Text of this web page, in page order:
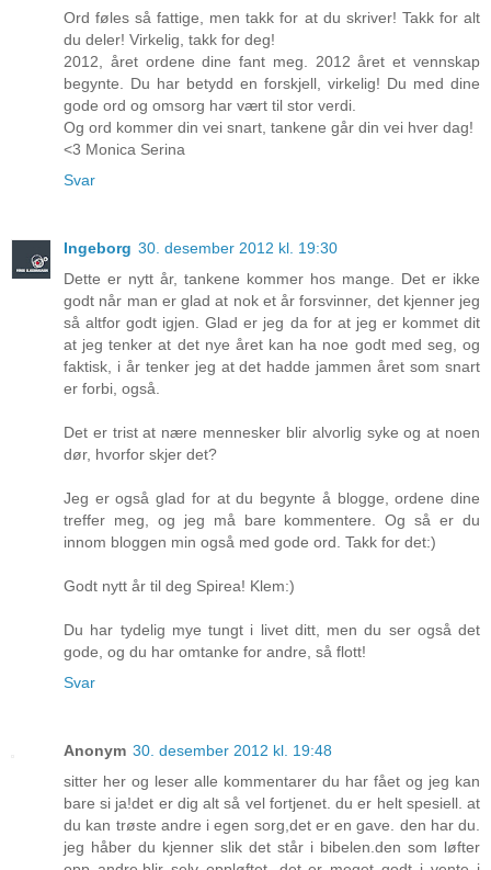
Ord føles så fattige, men takk for at du skriver! Takk for alt
du deler! Virkelig, takk for deg!
2012, året ordene dine fant meg. 2012 året et vennskap
begynte. Du har betydd en forskjell, virkelig! Du med dine
gode ord og omsorg har vært til stor verdi.
Og ord kommer din vei snart, tankene går din vei hver dag!
<3 Monica Serina
Svar
Ingeborg 30. desember 2012 kl. 19:30
Dette er nytt år, tankene kommer hos mange. Det er ikke
godt når man er glad at nok et år forsvinner, det kjenner jeg
så altfor godt igjen. Glad er jeg da for at jeg er kommet dit
at jeg tenker at det nye året kan ha noe godt med seg, og
faktisk, i år tenker jeg at det hadde jammen året som snart
er forbi, også.
Det er trist at nære mennesker blir alvorlig syke og at noen
dør, hvorfor skjer det?
Jeg er også glad for at du begynte å blogge, ordene dine
treffer meg, og jeg må bare kommentere. Og så er du
innom bloggen min også med gode ord. Takk for det:)
Godt nytt år til deg Spirea! Klem:)
Du har tydelig mye tungt i livet ditt, men du ser også det
gode, og du har omtanke for andre, så flott!
Svar
Anonym 30. desember 2012 kl. 19:48
sitter her og leser alle kommentarer du har fået og jeg kan
bare si ja!det er dig alt så vel fortjenet. du er helt spesiell. at
du kan trøste andre i egen sorg,det er en gave. den har du.
jeg håber du kjenner slik det står i bibelen.den som løfter